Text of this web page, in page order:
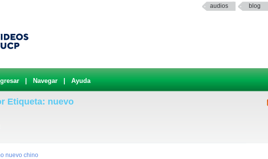
audios blog
Navegar Ayuda
Etiqueta: nuevo
nuevo chino